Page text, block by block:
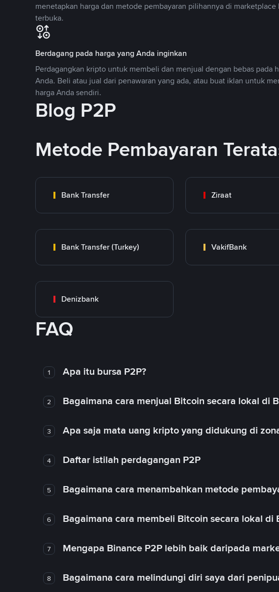
menetapkan harga dan metode pembayaran pilihannya di marketplace
terbuka.
Berdagang pada harga yang Anda inginkan
Perdagangkan kripto untuk membeli dan menjual dengan bebas pada
Anda. Beli atau jual dari penawaran yang ada, atau buat iklan untuk
harga Anda sendiri.
Blog P2P
Metode Pembayaran
Bank Transfer Ziraat
Bank Transfer (Turkey) VakifBank
Denizbank
FAQ
1 Apa itu bursa P2P?
2 Bagaimana cara menjual Bitcoin secara lokal di
3 Apa saja mata uang kripto yang didukung di
4 Daftar istilah perdagangan P2P
5 Bagaimana cara menambahkan metode
6 Bagaimana cara membeli Bitcoin secara lokal di
7 Mengapa Binance P2P lebih baik daripada
8 Bagaimana cara melindungi diri saya dari